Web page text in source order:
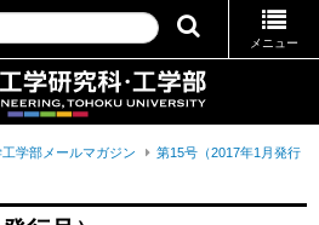
メニュー
学部メールマガジン
第15号（2017年1月発行